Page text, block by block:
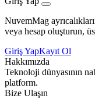
NuvemMag
veya hesap oluşturun,
Giriş YapKayıt Ol
Hakkımızda
Teknoloji dünyasının
platform.
Bize Ulaşın